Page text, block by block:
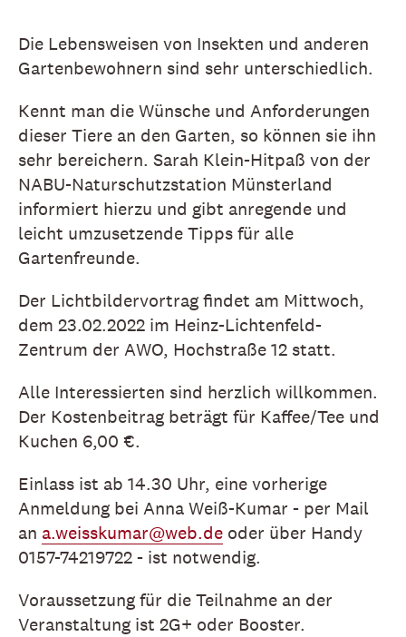
Die Lebensweisen von Insekten und anderen
Gartenbewohnern sind sehr unterschiedlich.
Kennt man die Wünsche und Anforderungen
dieser Tiere an den Garten, so können sie ihn
sehr bereichern. Sarah Klein-Hitpaß von der
NABU-Naturschutzstation Münsterland
informiert hierzu und gibt anregende und
leicht umzusetzende Tipps für alle
Gartenfreunde.
Der Lichtbildervortrag findet am Mittwoch,
dem 23.02.2022 im Heinz-Lichtenfeld-
Zentrum der AWO, Hochstraße 12 statt.
Alle Interessierten sind herzlich willkommen.
Der Kostenbeitrag beträgt für Kaffee/Tee und
Kuchen 6,00 €.
Einlass ist ab 14.30 Uhr, eine vorherige
Anmeldung bei Anna Weiß-Kumar - per Mail
an a.weisskumar@web.de oder über Handy
0157-74219722 - ist notwendig.
Voraussetzung für die Teilnahme an der
Veranstaltung ist 2G+ oder Booster.